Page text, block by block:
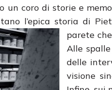
un coro di storie e
l’epica storia di
parete
Alle
delle
visione